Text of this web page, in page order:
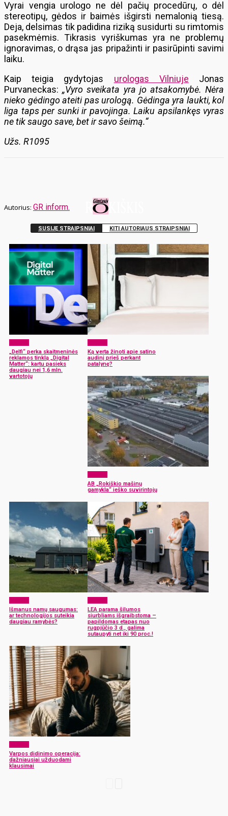
Vyrai vengia urologo ne dėl pačių procedūrų, o dėl
stereotipų, gėdos ir baimės išgirsti nemalonią tiesą.
Deja, delsimas tik padidina riziką susidurti su rimtomis
pasekmėmis. Tikrasis vyriškumas yra ne problemų
ignoravimas, o drąsa jas pripažinti ir pasirūpinti savimi
laiku.
Kaip teigia gydytojas urologas Vilniuje Jonas
Purvaneckas:„Vyro sveikata yra jo atsakomybė. Nėra
nieko gėdingo ateiti pas urologą. Gėdinga yra laukti, kol
liga taps per sunki ir pavojinga. Laiku apsilankęs vyras
ne tik saugo save, bet ir savo šeimą.“
Užs. R1095
GR inform.
SUSIJĘ STRAIPSNIAI KITI AUTORIAUS STRAIPSNIAI
„Delfi“ perka skaitmeninės
reklamos tinklą „Digital
Matter“: kartu pasieks
daugiau nei 1,6 mln.
vartotojų
Ką verta žinoti apie satino
audinį prieš perkant
patalynę?
AB „Rokiškio mašinų
gamykla“ ieško suvirintojų
Išmanus namų saugumas:
ar technologijos suteikia
daugiau ramybės?
LEA parama šilumos
siurbliams išgraibstoma –
papildomas etapas nuo
rugpjūčio 3 d., galima
sutaupyti net iki 90 proc.!
Varpos didinimo operacija:
dažniausiai užduodami
klausimai